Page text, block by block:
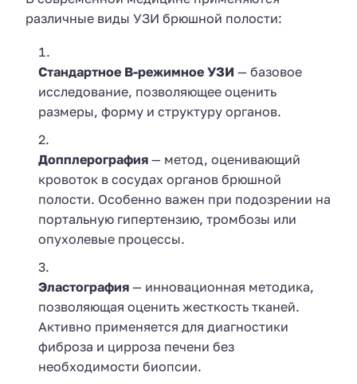
различные виды УЗИ брюшной полости:
Стандартное В-режимное УЗИ — базовое
исследование, позволяющее оценить
размеры, форму и структуру органов.
Допплерография — метод, оценивающий
кровоток в сосудах органов брюшной
полости. Особенно важен при подозрении на
портальную гипертензию, тромбозы или
опухолевые процессы.
Эластография — инновационная методика,
позволяющая оценить жесткость тканей.
Активно применяется для диагностики
фиброза и цирроза печени без
необходимости биопсии.